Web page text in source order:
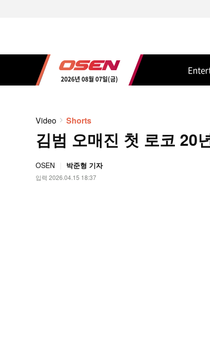
2026년 08월 07일(금)
Video Shorts
김범 오매진 첫 로코 20
OSEN 박준형 기자
입력 2026.04.15 18:37